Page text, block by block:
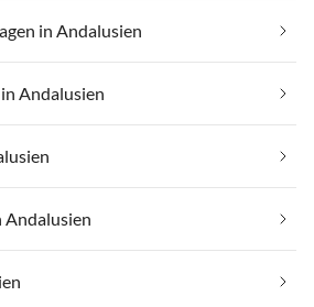
in Andalusien
Andalusien